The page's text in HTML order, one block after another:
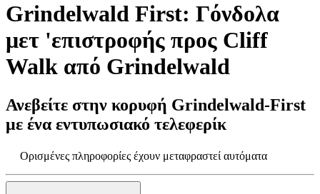
Grindelwald First: Γόνδολα
μετ 'επιστροφής προς Cliff
Walk από Grindelwald
Ανεβείτε στην κορυφή Grindelwald-First
με ένα εντυπωσιακό τελεφερίκ
Ορισμένες πληροφορίες έχουν μεταφραστεί αυτόματα